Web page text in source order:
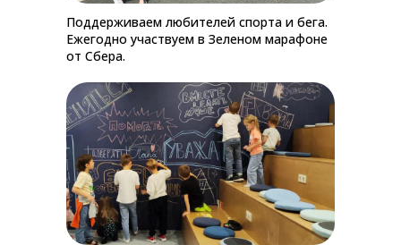
Поддерживаем любителей спорта и бега.
Ежегодно участвуем в Зеленом марафоне
от Сбера.